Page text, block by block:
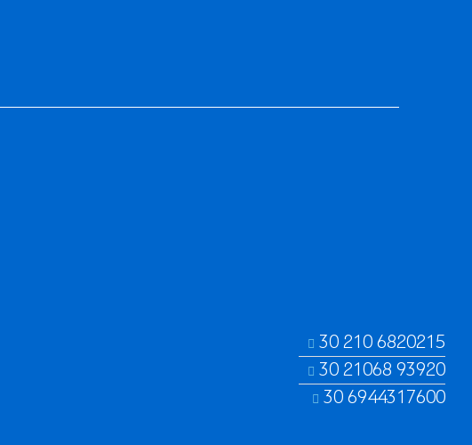
30 210 6820215
30 21068 93920
30 6944317600